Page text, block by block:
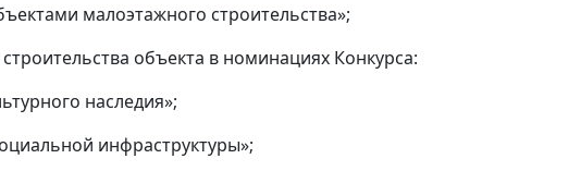
малоэтажного строительства»;
объекта в номинациях Конкурса:
наследия»;
инфраструктуры»;